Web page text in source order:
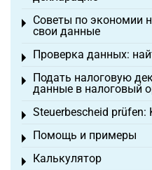
Советы по экономии
свои данные
Toggle menu
Проверка данных:
Toggle menu
Подать налоговую
данные в налоговый
Toggle menu
Steuerbescheid prüfen:
Toggle menu
Помощь и примеры
Toggle menu
Калькулятор
Toggle menu